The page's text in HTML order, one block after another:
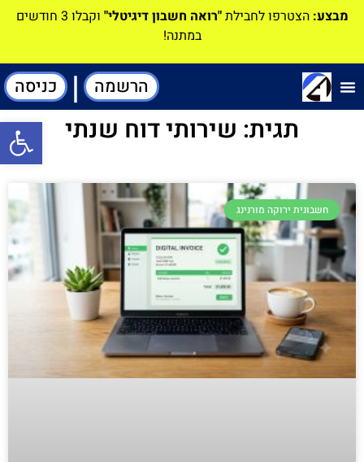
מבצע: הצטרפו לחבילת"רואה חשבון דיגיטלי"
וקבלו 3 חודשים
במתנה!
הרשמה | כניסה
תגית: שירותי דוח שנתי
חשבונית ירוקה מורנינג
פתח